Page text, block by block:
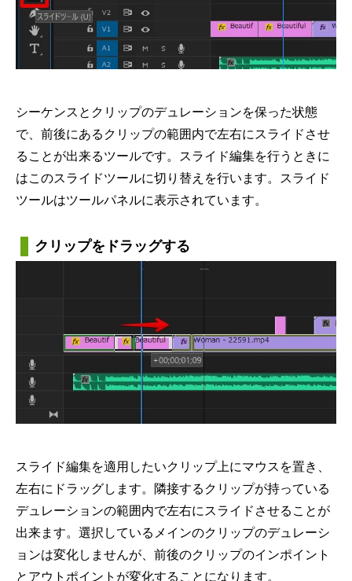
シーケンスとクリップのデュレーションを保った状態
で、前後にあるクリップの範囲内で左右にスライドさせ
ることが出来るツールです。スライド編集を行うときに
はこのスライドツールに切り替えを行います。スライド
ツールはツールパネルに表示されています。
クリップをドラッグする
スライド編集を適用したいクリップ上にマウスを置き、
左右にドラッグします。隣接するクリップが持っている
デュレーションの範囲内で左右にスライドさせることが
出来ます。選択しているメインのクリップのデュレーシ
ョンは変化しませんが、前後のクリップのインポイント
とアウトポイントが変化することになります。